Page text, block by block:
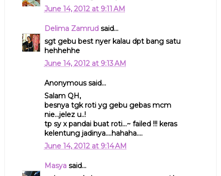
June 14, 2012 at 9:11 AM
Delima Zamrudsaid...
sgt gebu best nyer kalau dpt bang satu
hehhehhe
June 14, 2012 at 9:13 AM
Anonymous said...
Salam QH,
besnya tgk roti yg gebu gebas mcm
nie...jelez u..!
tp sy x pandai buat roti...~ failed !!! keras
kelentung jadinya....hahaha....
June 14, 2012 at 9:14 AM
Masyasaid...